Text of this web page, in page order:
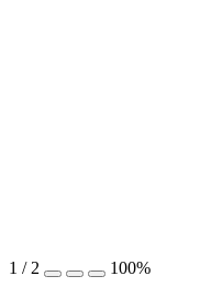
1 / 2 100%